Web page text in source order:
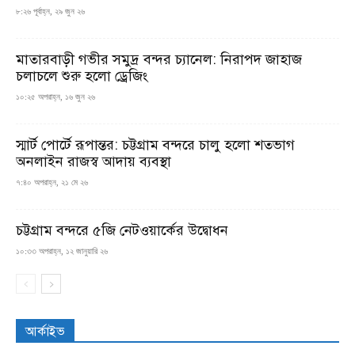
৮:২৬ পূর্বাহ্ন, ২৯ জুন ২৬
মাতারবাড়ী গভীর সমুদ্র বন্দর চ্যানেল: নিরাপদ জাহাজ
চলাচলে শুরু হলো ড্রেজিং
১০:২৫ অপরাহ্ন, ১৬ জুন ২৬
স্মার্ট পোর্টে রূপান্তর: চট্টগ্রাম বন্দরে চালু হলো শতভাগ
অনলাইন রাজস্ব আদায় ব্যবস্থা
৭:৪০ অপরাহ্ন, ২১ মে ২৬
চট্টগ্রাম বন্দরে ৫জি নেটওয়ার্কের উদ্বোধন
১০:৩৩ অপরাহ্ন, ১২ জানুয়ারি ২৬
আর্কাইভ